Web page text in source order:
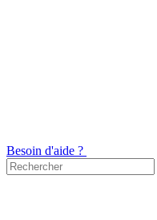
Besoin d'aide ?